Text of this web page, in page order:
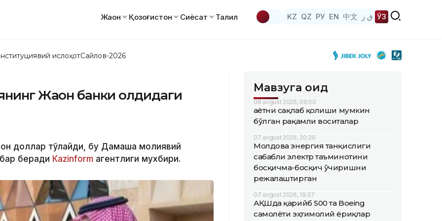
Жаҳон Қозоғистон Сиёсат Таҳлил KZ QZ РУ EN 中文 ق ز ЎЗ
ислоҳотСайлов-2026
Жаҳон банки олдидаги
доллар тўлайди, бу Дамашққа молиявий
беради Кazinform агентлиги мухбири.
Мавзуга оид
08 avgust 2026, 09:00
Ҳаётни сақлаб қолиши мумкин
бўлган рақамли воситалар
07 avgust 2026, 20:36
Молдова энергия танқислиги
сабабли электр таъминотини
босқичма-босқич ўчиришни
режалаштирган
07 avgust 2026, 19:37
АҚШда қарийб 500 та Boeing
самолёти эҳтимолий ёриқлар